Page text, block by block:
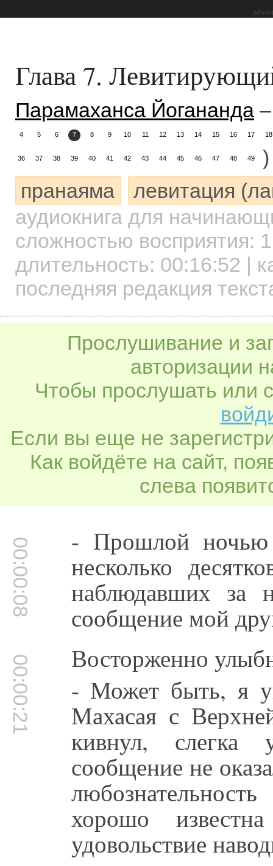
Глава 7.
Парамаханса Йогананда
4 5 6 7 8 9 10 11 12 13 14 15 16 17 18
36 37 38 39 40 41 42 43 44 45 46 47 48 49
)
пранаяма
левитация
аудиокнига для
сложностью восприятия: 1
длительность: 00:16:52 |
последняя редакция
Прослушивание и
авторизации
Чтобы прослушать или
Если вы еще не
Как войдёте на сайт,
слева
00:00:08 - Прошлой ночью
несколько
наблюдавших за
сообщение мой
00:00:21
Восторженно
- Может быть, я
Махасая с
кивнул, слегка
сообщение не
хорошо
удовольствие